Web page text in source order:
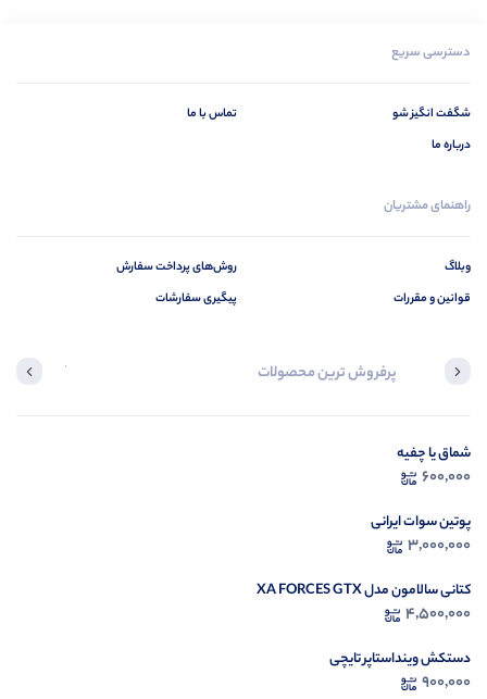
دسترسی سریع
شگفت انگیز شو
درباره ما
تماس با ما
راهنمای مشتریان
وبلاگ
قوانین و مقررات
روش‌های پرداخت سفارش
پیگیری سفارشات
پرفروش ترین محصولات آخرین
شماق یا چفیه
600,000
پوتین سوات ایرانی
3,000,000
کتانی سالامون مدل XA FORCES GTX
4,500,000
دستکش وینداستاپر تایچی
900,000